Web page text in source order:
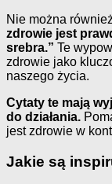
Nie można
zdrowie jest
srebra.” Te
zdrowie jako
naszego życia.
Cytaty te mają
do działania.
jest zdrowie w
Jakie są